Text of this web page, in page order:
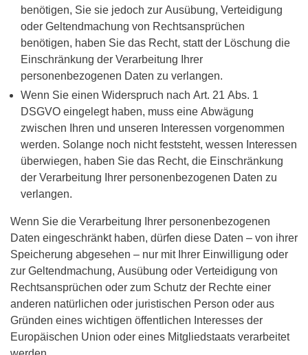
benötigen, Sie sie jedoch zur Ausübung, Verteidigung
oder Geltendmachung von Rechtsansprüchen
benötigen, haben Sie das Recht, statt der Löschung die
Einschränkung der Verarbeitung Ihrer
personenbezogenen Daten zu verlangen.
Wenn Sie einen Widerspruch nach Art. 21 Abs. 1
DSGVO eingelegt haben, muss eine Abwägung
zwischen Ihren und unseren Interessen vorgenommen
werden. Solange noch nicht feststeht, wessen Interessen
überwiegen, haben Sie das Recht, die Einschränkung
der Verarbeitung Ihrer personenbezogenen Daten zu
verlangen.
Wenn Sie die Verarbeitung Ihrer personenbezogenen
Daten eingeschränkt haben, dürfen diese Daten – von ihrer
Speicherung abgesehen – nur mit Ihrer Einwilligung oder
zur Geltendmachung, Ausübung oder Verteidigung von
Rechtsansprüchen oder zum Schutz der Rechte einer
anderen natürlichen oder juristischen Person oder aus
Gründen eines wichtigen öffentlichen Interesses der
Europäischen Union oder eines Mitgliedstaats verarbeitet